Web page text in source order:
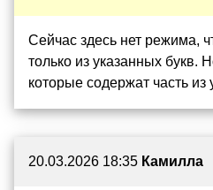
Сейчас здесь нет режима,
только из указанных букв.
которые содержат часть из
20.03.2026 18:35 Камилла